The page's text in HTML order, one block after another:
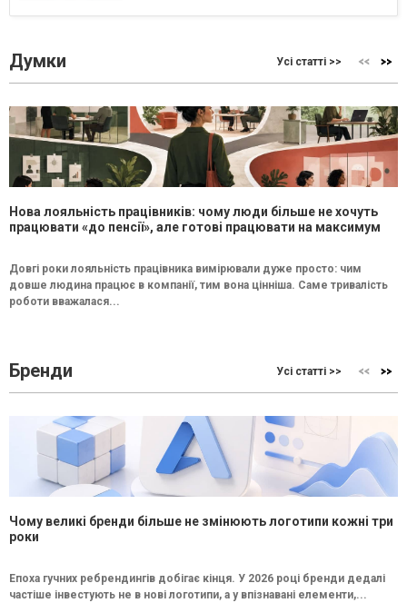
Думки Усі статті >>
Нова лояльність працівників: чому люди більше не хочуть
працювати «до пенсії», але готові працювати на максимум
Довгі роки лояльність працівника вимірювали дуже просто: чим
довше людина працює в компанії, тим вона цінніша. Саме тривалість
роботи вважалася...
Бренди Усі статті >>
Чому великі бренди більше не змінюють логотипи кожні три
роки
Епоха гучних ребрендингів добігає кінця. У 2026 році бренди дедалі
частіше інвестують не в нові логотипи, а у впізнавані елементи,...